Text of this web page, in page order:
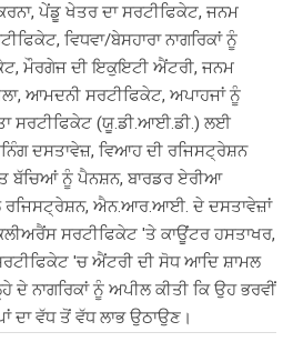
ਪੇਂਡੂ ਖੇਤਰ ਦਾ ਸਰਟੀਫਿਕੇਟ, ਜਨਮ
ਵਿਧਵਾ/ਬੇਸਹਾਰਾ ਨਾਗਰਿਕਾਂ ਨੂੰ
ਮੌਰਗੇਜ ਦੀ ਇਕੁਇਟੀ ਐਂਟਰੀ, ਜਨਮ
ਆਮਦਨੀ ਸਰਟੀਫਿਕੇਟ, ਅਪਾਹਜਾਂ ਨੂੰ
ਸਰਟੀਫਿਕੇਟ (ਯੂ.ਡੀ.ਆਈ.ਡੀ.) ਲਈ
ਦਸਤਾਵੇਜ਼, ਵਿਆਹ ਦੀ ਰਜਿਸਟ੍ਰੇਸ਼ਨ
ਬੱਚਿਆਂ ਨੂੰ ਪੈਨਸ਼ਨ, ਬਾਰਡਰ ਏਰੀਆ
ਰਜਿਸਟ੍ਰੇਸ਼ਨ, ਐਨ.ਆਰ.ਆਈ. ਦੇ ਦਸਤਾਵੇਜ਼ਾਂ
ਸਰਟੀਫਿਕੇਟ 'ਤੇ ਕਾਊਂਟਰ ਹਸਤਾਖਰ,
'ਚ ਐਂਟਰੀ ਦੀ ਸੋਧ ਆਦਿ ਸ਼ਾਮਲ
ਦੇ ਨਾਗਰਿਕਾਂ ਨੂੰ ਅਪੀਲ ਕੀਤੀ ਕਿ ਉਹ ਭਰਵੀਂ
ਦਾ ਵੱਧ ਤੋਂ ਵੱਧ ਲਾਭ ਉਠਾਉਣ।